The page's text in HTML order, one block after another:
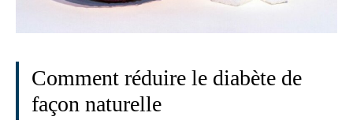
Comment réduire le diabète de
façon naturelle